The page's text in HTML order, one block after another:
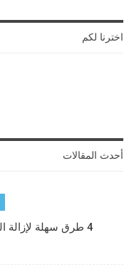
اخترنا لكم
أحدث المقالات
4 طرق سهلة لإزالة البثور والرؤوس السوداء عن الظهر